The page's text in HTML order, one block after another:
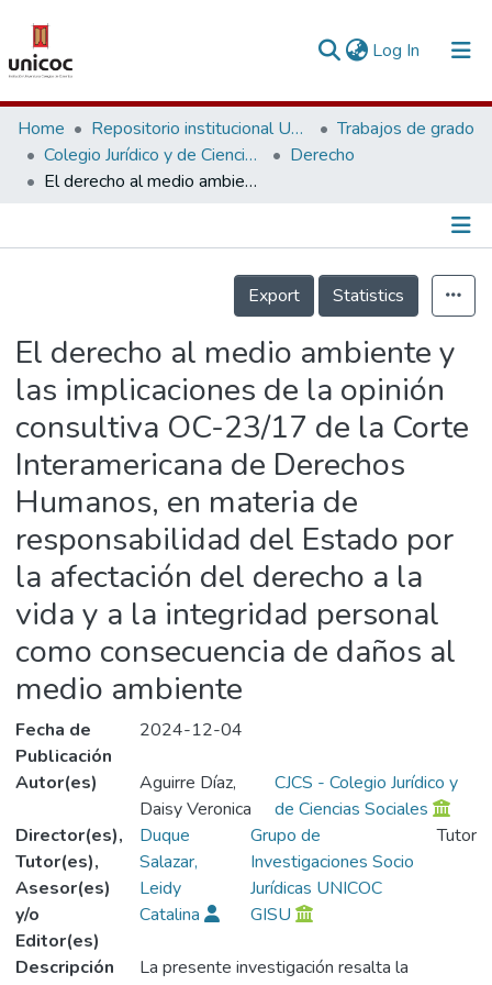
Log In (current)
Communities & Collections
Research Outputs
People
Home Repositorio institucional Unicoc, RI-unicoc
Trabajos de grado
Colegio Jurídico y de Ciencias Sociales
Derecho
El derecho al medio ambiente y las implicaciones de la opinión consultiva OC-23/17 de la Corte Interamericana de Derechos Humanos, en materia de responsabilidad del Estado por la afectación del derecho a la vida y a la integridad personal como consecuencia de daños al medio ambiente
Información de la Publicación
Export
Statistics
El derecho al medio ambiente y
las implicaciones de la opinión
consultiva OC-23/17 de la Corte
Interamericana de Derechos
Humanos, en materia de
responsabilidad del Estado por
la afectación del derecho a la
vida y a la integridad personal
como consecuencia de daños al
medio ambiente
Fecha de
Publicación
2024-12-04
Autor(es)
Aguirre Díaz,
Daisy Veronica
CJCS - Colegio Jurídico y
de Ciencias Sociales
Director(es),
Tutor(es),
Asesor(es)
y/o
Editor(es)
Duque
Salazar,
Leidy
Catalina
Grupo de
Investigaciones Socio
Jurídicas UNICOC
GISU
Tutor
Descripción
La presente investigación resalta la